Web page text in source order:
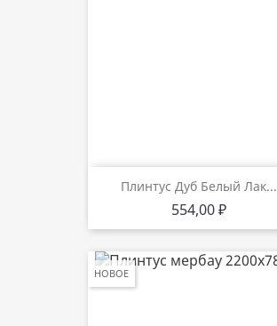
Плинтус Дуб Белый Лак...
Цена
554,00 ₽
НОВОЕ